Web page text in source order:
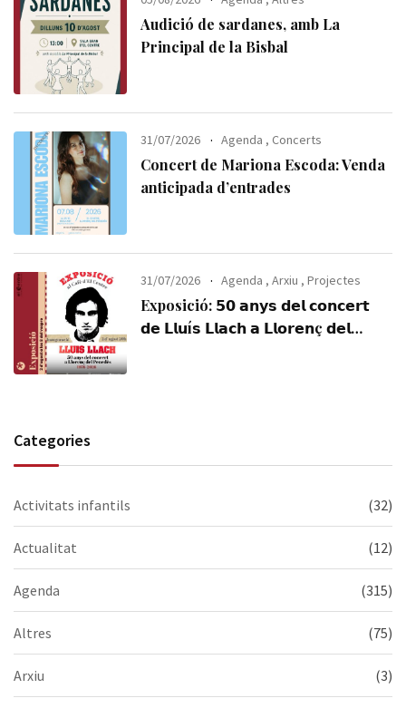
Audició de sardanes, amb La
Principal de la Bisbal
31/07/2026 Agenda , Concerts
Concert de Mariona Escoda: Venda
anticipada d’entrades
31/07/2026 Agenda ,Arxiu ,Projectes
Exposició: 𝟱𝟬 𝗮𝗻𝘆𝘀 𝗱𝗲𝗹 𝗰𝗼𝗻𝗰𝗲𝗿𝘁
𝗱𝗲 𝗟𝗹𝘂í𝘀 𝗟𝗹𝗮𝗰𝗵 𝗮 𝗟𝗹𝗼𝗿𝗲𝗻ç 𝗱𝗲𝗹
Categories
Activitats infantils (32)
Actualitat (12)
Agenda (315)
Altres (75)
Arxiu (3)